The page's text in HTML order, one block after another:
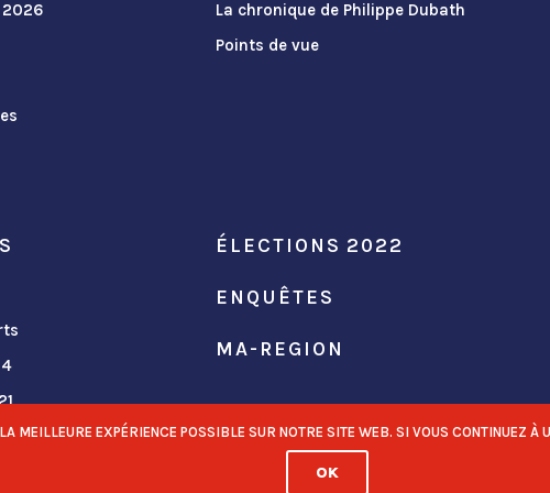
2026
La chronique de Philippe Dubath
Points de vue
ÉLECTIONS 2022
ENQUÊTES
MA-REGION
MEILLEURE EXPÉRIENCE POSSIBLE SUR NOTRE SITE WEB. SI VOUS CONTINUEZ À
OK